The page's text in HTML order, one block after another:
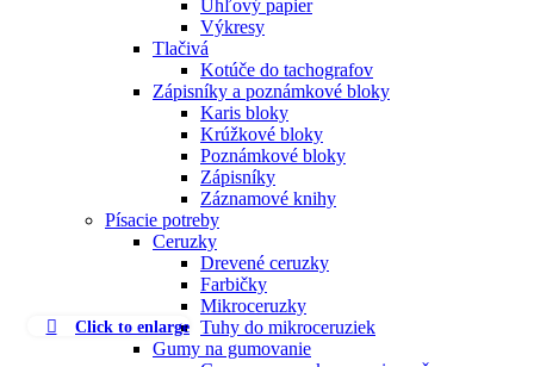
Uhľový papier
Výkresy
Tlačivá
Kotúče do tachografov
Zápisníky a poznámkové bloky
Karis bloky
Krúžkové bloky
Poznámkové bloky
Zápisníky
Záznamové knihy
Písacie potreby
Ceruzky
Drevené ceruzky
Farbičky
Mikroceruzky
Tuhy do mikroceruziek
Gumy na gumovanie
Click to enlarge